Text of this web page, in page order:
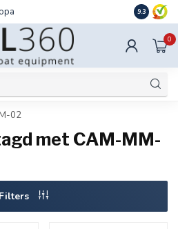
Ook
9.3
0
02
met CAM-MM-
Filters